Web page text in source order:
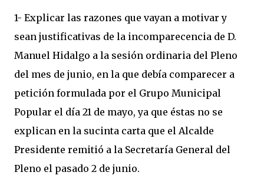
1- Explicar las razones que vayan a motivar y
sean justificativas de la incomparecencia de D.
Manuel Hidalgo a la sesión ordinaria del Pleno
del mes de junio, en la que debía comparecer a
petición formulada por el Grupo Municipal
Popular el día 21 de mayo, ya que éstas no se
explican en la sucinta carta que el Alcalde
Presidente remitió a la Secretaría General del
Pleno el pasado 2 de junio.